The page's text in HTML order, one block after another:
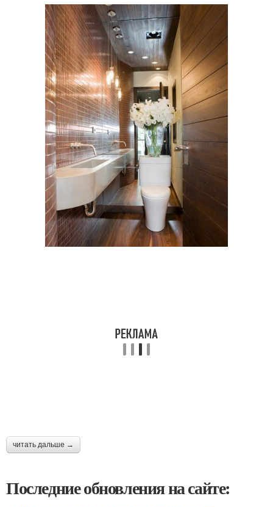
читать дальше →
Последние обновления на сайте: